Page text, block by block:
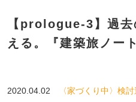
【prologue-3】過去
える。『建築旅ノー
2020.04.02 〈家づくり中〉検